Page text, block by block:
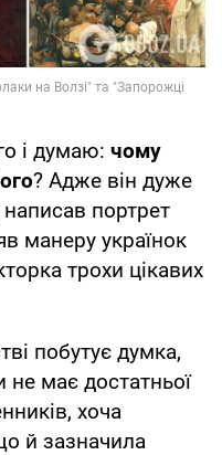
і думаю: чому
? Адже він дуже
портрет
манеру українок
трохи цікавих
побутує думка,
не має достатньої
хоча
й зазначила